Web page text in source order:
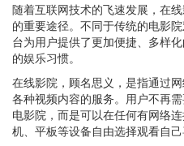
随着互联网技术的飞速发展，在
的重要途径。不同于传统的电影
台为用户提供了更加便捷、多样
的娱乐习惯。
在线影院，顾名思义，是指通过
各种视频内容的服务。用户不再
电影院，而是可以在任何有网络
机、平板等设备自由选择观看自己